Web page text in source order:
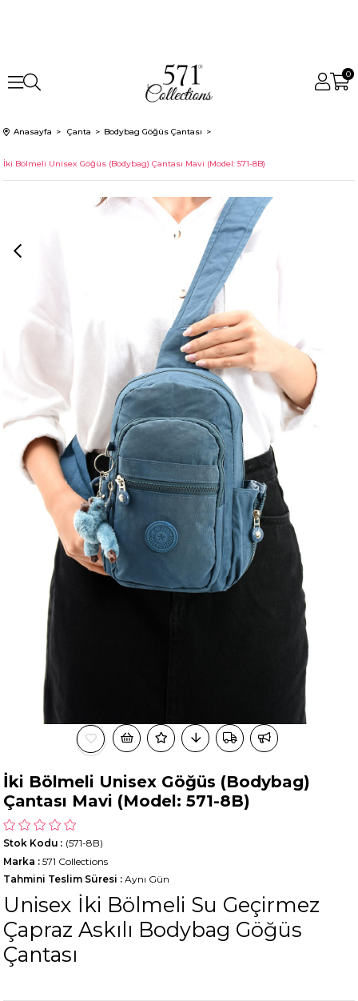
0
Anasayfa Çanta Bodybag Göğüs Çantası
İki Bölmeli Unisex Göğüs (Bodybag) Çantası Mavi (Model: 571-8B)
İki Bölmeli Unisex Göğüs (Bodybag)
Çantası Mavi (Model: 571-8B)
(571-8B)
Stok Kodu
Marka : 571 Collections
Tahmini Teslim Süresi : Aynı Gün
Unisex İki Bölmeli Su Geçirmez
Çapraz Askılı Bodybag Göğüs
Çantası